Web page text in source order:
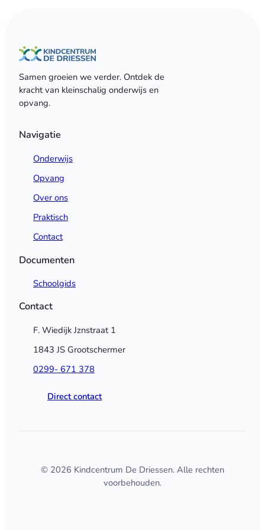
inhoud
Samen groeien we verder. Ontdek de
kracht van kleinschalig onderwijs en
opvang.
Navigatie
Onderwijs
Opvang
Over ons
Praktisch
Contact
Documenten
Schoolgids
Contact
F. Wiedijk Jznstraat 1
1843 JS Grootschermer
0299- 671 378
Direct contact
© 2026 Kindcentrum De Driessen. Alle rechten
voorbehouden.